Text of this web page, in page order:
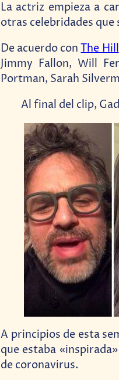
La actriz empieza a
otras celebridades que
De acuerdo conThe Hill
Jimmy Fallon, Will
Portman, Sarah
Al final del clip,
A principios de esta
que estaba
de coronavirus.